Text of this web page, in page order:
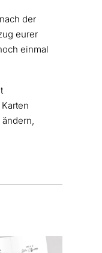
der
eurer
einmal